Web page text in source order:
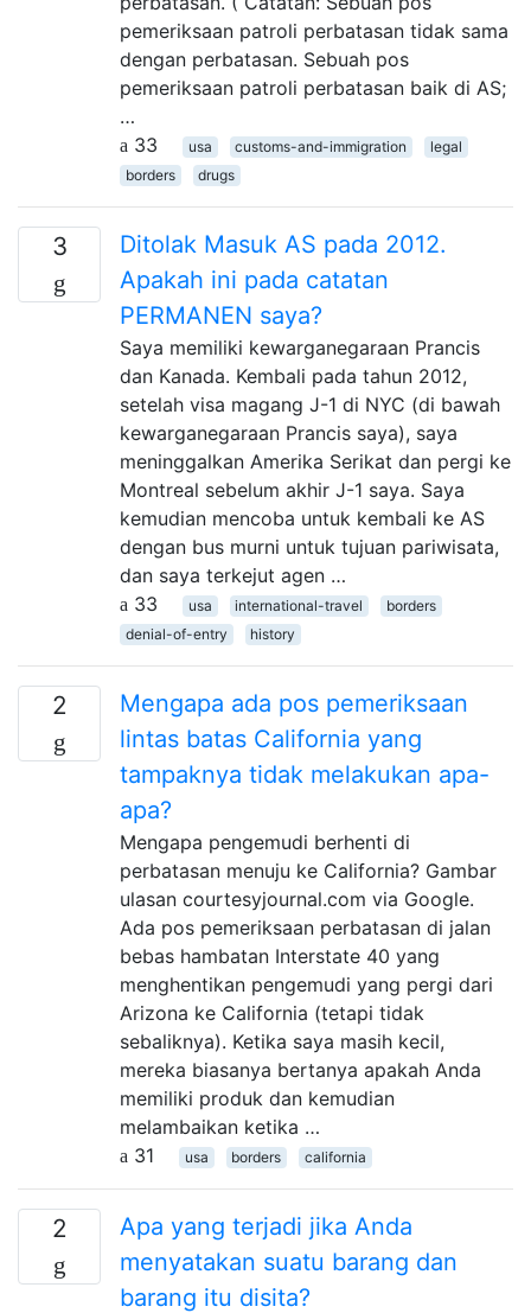
pemeriksaan patroli perbatasan tidak sama
dengan perbatasan. Sebuah pos
pemeriksaan patroli perbatasan baik di AS;
…
33
usa customs-and-immigration
legal
borders
drugs
3
Ditolak Masuk AS pada 2012.
Apakah ini pada catatan
PERMANEN saya?
Saya memiliki kewarganegaraan Prancis
dan Kanada. Kembali pada tahun 2012,
setelah visa magang J-1 di NYC (di bawah
kewarganegaraan Prancis saya), saya
meninggalkan Amerika Serikat dan pergi ke
Montreal sebelum akhir J-1 saya. Saya
kemudian mencoba untuk kembali ke AS
dengan bus murni untuk tujuan pariwisata,
dan saya terkejut agen …
33
usa international-travel
borders
denial-of-entry
history
2
Mengapa ada pos pemeriksaan
lintas batas California yang
tampaknya tidak melakukan apa-
apa?
Mengapa pengemudi berhenti di
perbatasan menuju ke California? Gambar
ulasan courtesyjournal.com via Google.
Ada pos pemeriksaan perbatasan di jalan
bebas hambatan Interstate 40 yang
menghentikan pengemudi yang pergi dari
Arizona ke California (tetapi tidak
sebaliknya). Ketika saya masih kecil,
mereka biasanya bertanya apakah Anda
memiliki produk dan kemudian
melambaikan ketika …
31
usa borders california
2
Apa yang terjadi jika Anda
menyatakan suatu barang dan
barang itu disita?